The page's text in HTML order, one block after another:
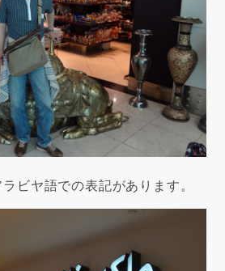
ビヤ語での表記があります。